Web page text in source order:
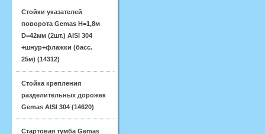
Стойки указателей
поворота Gemas H=1,8м
D=42мм (2шт.) AISI 304
+шнур+флажки (басс.
25м) (14312)
Стойка крепления
разделительных дорожек
Gemas AISI 304 (14620)
Стартовая тумба Gemas